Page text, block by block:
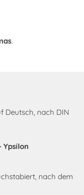
.
Deutsch, nach DIN
nach dem